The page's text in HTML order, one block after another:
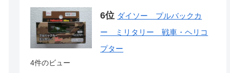
ダイソー プルバックカ
ー ミリタリー 戦車・ヘリコ
プター
4件のビュー